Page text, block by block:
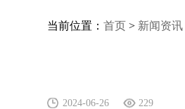
当前位置：首页 > 新闻资讯
2024-06-26 229